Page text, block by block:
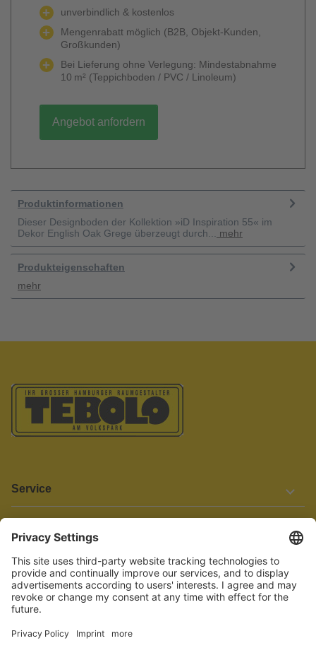
unverbindlich & kostenlos
Mengenrabatt möglich (B2B, Objekt-Kunden,
Großkunden)
Bei Lieferung ohne Verlegung: Mindestabnahme
10 m² (Teppichboden / PVC / Linoleum)
Angebot anfordern
Produktinformationen
Dieser Designboden der Kollektion »iD Inspiration 55« im
Dekor English Oak Grege überzeugt durch...
mehr
Produkteigenschaften
mehr
Service
Informationen
Barrierefreiheit
Wir bemühen uns, unsere Website barrierefrei zu gestalten.
Einige Inhalte und Funktionen sind derzeit jedoch noch nicht
vollständig zugänglich. Wenn Sie auf Barrieren stoßen oder Hilfe
benötigen, kontaktieren Sie uns bitte unter service[at]knutzen.de.
Vertrag widerrufen